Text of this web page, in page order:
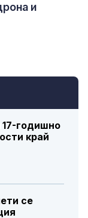
годишно
край
се
и